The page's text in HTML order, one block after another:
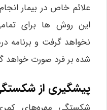
علائم خاص در بیمار
این روش‌ ها برای تمامی
نخواهد گرفت و برنامه
شده بر فرد صورت خواهد
پیشگیری از